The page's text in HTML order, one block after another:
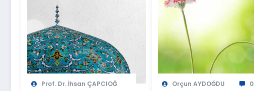
Prof. Dr. İhsan ÇAPCIOĞ
Orçun AYDOĞDU 0